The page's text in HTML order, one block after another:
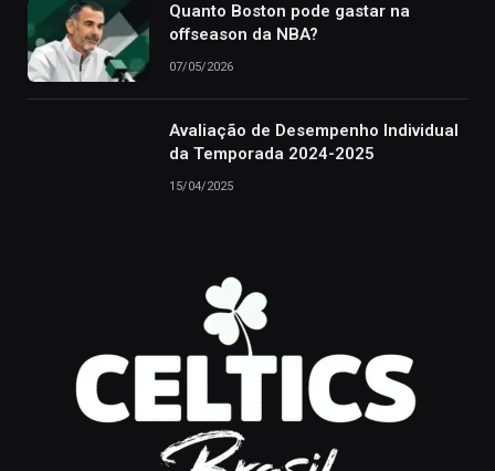
Quanto Boston pode gastar na
offseason da NBA?
07/05/2026
Avaliação de Desempenho Individual
da Temporada 2024-2025
15/04/2025